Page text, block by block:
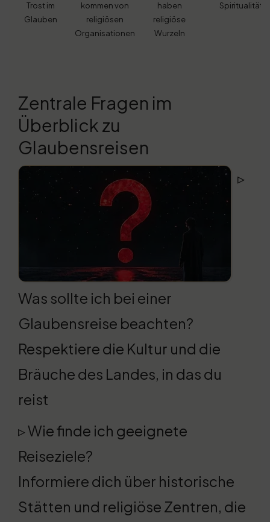
Trost im
Glauben
kommen von
religiösen
Organisationen
haben
religiöse
Wurzeln
Spiritualität
Zentrale Fragen im
Überblick zu
Glaubensreisen
▹
Was sollte ich bei einer
Glaubensreise beachten?
Respektiere die Kultur und die
Bräuche des Landes, in das du
reist
▹ Wie finde ich geeignete
Reiseziele?
Informiere dich über historische
Stätten und religiöse Zentren, die